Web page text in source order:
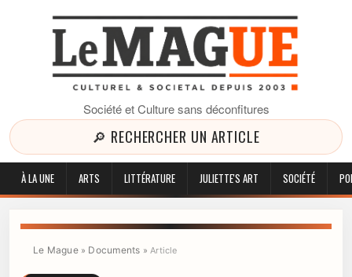
Société et Culture sans déconfitures
🔎 RECHERCHER UN ARTICLE
À LA UNE ARTS LITTÉRATURE JULIETTE'S ART SOCIÉTÉ
Le Mague» Documents »Article